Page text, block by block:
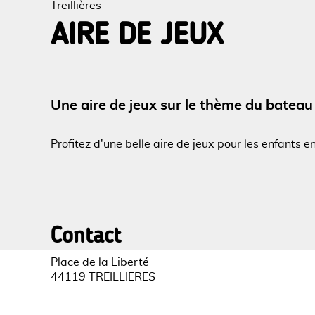
Treillières
AIRE DE JEUX
Une aire de jeux sur le thème du bateau
Profitez d'une belle aire de jeux pour les enfants
Contact
Place de la Liberté
44119 TREILLIERES